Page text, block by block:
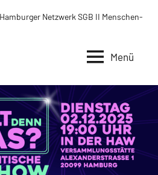
Netzwerk SGB II Menschen-
Menü